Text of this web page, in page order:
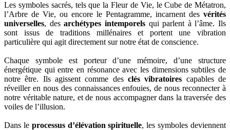
Les symboles sacrés, tels que la Fleur de Vie, le Cube de Métatron,
l’Arbre de Vie, ou encore le Pentagramme, incarnent des vérités
universelles, desarchétypes intemporelsqui parlent à l’âme. Ils
sont issus de traditions millénaires et portent une vibration
particulière qui agit directement sur notre état de conscience.
Chaque symbole est porteur d’une mémoire, d’une structure
énergétique qui entre en résonance avec les dimensions subtiles de
notre être. Ils agissent comme des clés vibratoires capables de
réveiller en nous des connaissances enfouies, de nous reconnecter à
notre véritable nature, et de nous accompagner dans la traversée des
voiles de l’illusion.
Dans le processus d’élévation spirituelle, les symboles deviennent